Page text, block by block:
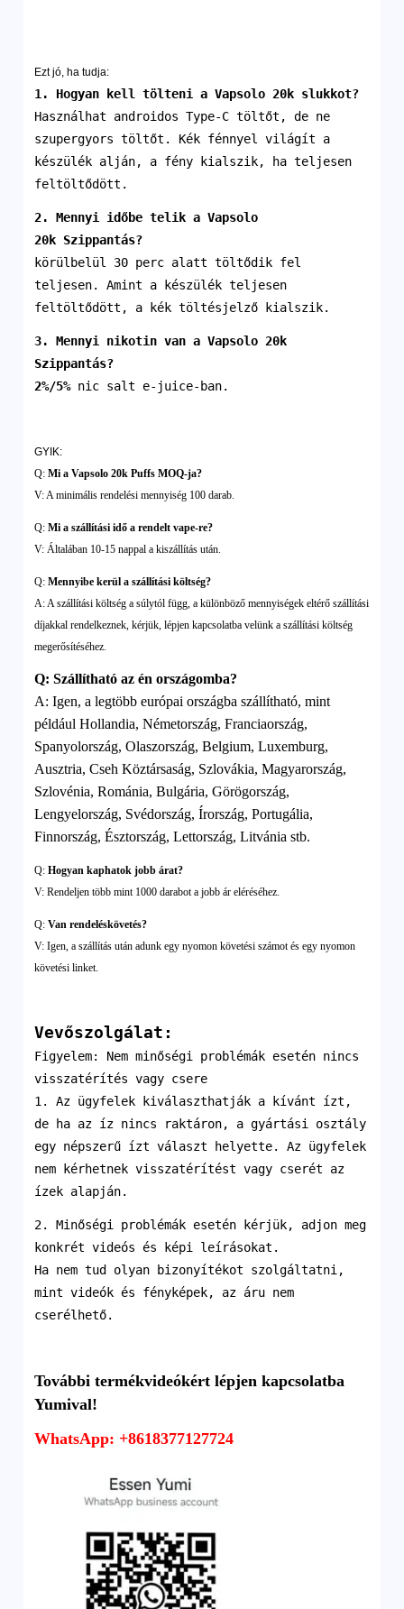
Ezt jó, ha tudja:
1. Hogyan kell tölteni a Vapsolo 20k slukkot?
Használhat androidos Type-C töltőt, de ne
szupergyors töltőt. Kék fénnyel világít a
készülék alján, a fény kialszik, ha teljesen
feltöltődött.
2. Mennyi időbe telik aVapsolo
20k Szippantás?
körülbelül 30 perc alatt töltődik fel
teljesen. Amint a készülék teljesen
feltöltődött, a kék töltésjelző kialszik.
3. Mennyi nikotin van aVapsolo 20k
Szippantás?
2%/5%nic salt e-juice-ban.
GYIK:
Q:Mi a Vapsolo 20k Puffs MOQ-ja?
V: A minimális rendelési mennyiség 100 darab.
Q:Mi a szállítási idő a rendelt vape-re?
V: Általában 10-15 nappal a kiszállítás után.
Q:Mennyibe kerül a szállítási költség?
A: A szállítási költség a súlytól függ, a különböző mennyiségek eltérő szállítási
díjakkal rendelkeznek, kérjük, lépjen kapcsolatba velünk a szállítási költség
megerősítéséhez.
Q:Szállítható az én országomba?
A:Igen, a legtöbb európai országba szállítható, mint
például Hollandia, Németország, Franciaország,
Spanyolország, Olaszország, Belgium, Luxemburg,
Ausztria, Cseh Köztársaság, Szlovákia, Magyarország,
Szlovénia, Románia, Bulgária, Görögország,
Lengyelország, Svédország, Írország, Portugália,
Finnország, Észtország, Lettország, Litvánia stb.
Q:Hogyan kaphatok jobb árat?
V: Rendeljen több mint 1000 darabot a jobb ár eléréséhez.
Q:Van rendeléskövetés?
V: Igen, a szállítás után adunk egy nyomon követési számot és egy nyomon
követési linket.
Vevőszolgálat:
Figyelem: Nem minőségi problémák esetén nincs
visszatérítés vagy csere
1. Az ügyfelek kiválaszthatják a kívánt ízt,
de ha az íz nincs raktáron, a gyártási osztály
egy népszerű ízt választ helyette. Az ügyfelek
nem kérhetnek visszatérítést vagy cserét az
ízek alapján.
2. Minőségi problémák esetén kérjük, adjon meg
konkrét videós és képi leírásokat.
Ha nem tud olyan bizonyítékot szolgáltatni,
mint videók és fényképek, az áru nem
cserélhető.
További termékvideókért lépjen kapcsolatba
Yumival!
WhatsApp: +8618377127724